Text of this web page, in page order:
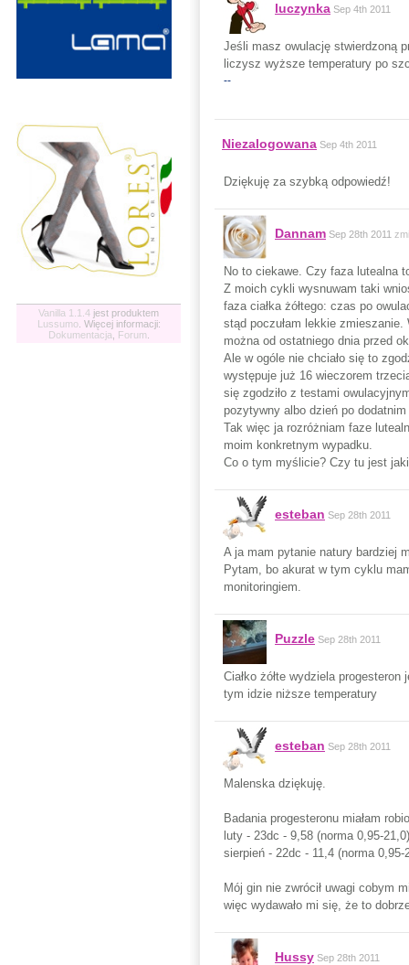
Vanilla 1.1.4 jest produktem
Lussumo. Więcej informacji:
Dokumentacja
Forum
luczynka Sep 4th 2011
Jeśli masz owulację stwierdzoną
liczysz wyższe temperatury po
--
Niezalogowana Sep 4th 2011
Dziękuję za szybką odpowiedź!
Dannam Sep 28th 2011
No to ciekawe. Czy faza lutealna
Z moich cykli wysnuwam taki
faza ciałka żółtego: czas po
stąd poczułam lekkie
można od ostatniego dnia przed
Ale w ogóle nie chciało się to
występuje już 16 wieczorem
się zgodziło z testami
pozytywny albo dzień po
Tak więc ja rozróżniam faze
moim konkretnym wypadku.
Co o tym myślicie? Czy tu jest
esteban Sep 28th 2011
A ja mam pytanie natury bardziej
Pytam, bo akurat w tym cyklu
monitoringiem.
Puzzle Sep 28th 2011
Ciałko żółte wydziela
tym idzie niższe temperatury
esteban Sep 28th 2011
Malenska dziękuję.
Badania progesteronu miałam
luty - 23dc - 9,58 (norma 0,95-21,0)
sierpień - 22dc - 11,4 (norma 0,95-
Mój gin nie zwrócił uwagi cobym
więc wydawało mi się, że to
Hussy Sep 28th 2011